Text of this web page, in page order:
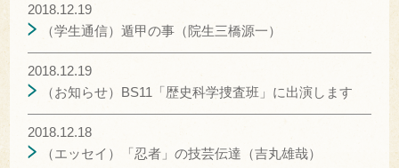
（学生通信）遁甲の事（院生三橋源一）
2018.12.19
（お知らせ）BS11「歴史科学捜査班」に出演します
2018.12.19
（エッセイ）「忍者」の技芸伝達（吉丸雄哉）
2018.12.18